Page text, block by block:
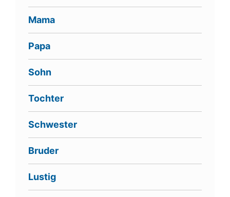
Mama
Papa
Sohn
Tochter
Schwester
Bruder
Lustig